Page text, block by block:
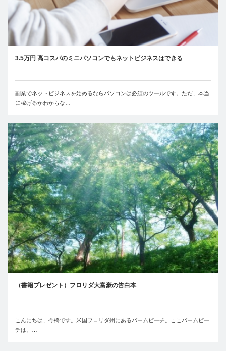
3.5万円 高コスパのミニパソコンでもネットビジネスはできる
副業でネットビジネスを始めるならパソコンは必須のツールです。ただ、本当
に稼げるかわからな…
（書籍プレゼント）フロリダ大富豪の告白本
こんにちは、今橋です。米国フロリダ州にあるパームビーチ。ここパームビー
チは、…